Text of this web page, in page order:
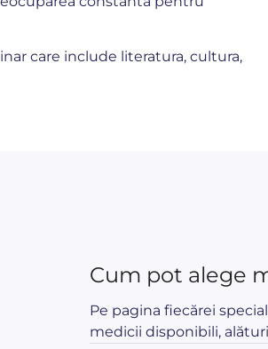
care include literatura, cultura,
Cum pot alege
Pe pagina fiecărei
medicii disponibili,